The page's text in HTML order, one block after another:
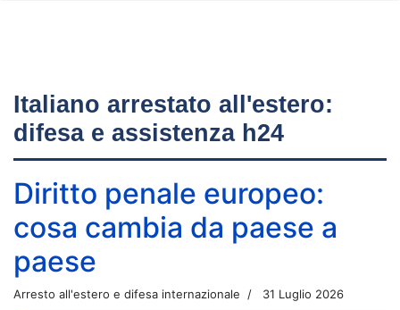
Italiano arrestato all'estero:
difesa e assistenza h24
Diritto penale europeo:
cosa cambia da paese a
paese
Arresto all'estero e difesa internazionale 31 Luglio 2026